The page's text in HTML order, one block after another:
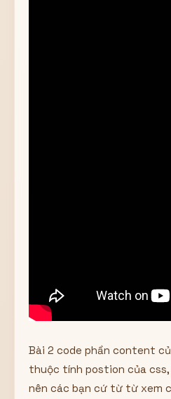
Bài 2 code phần content
thuộc tính postion của
nên các bạn cứ từ từ xem